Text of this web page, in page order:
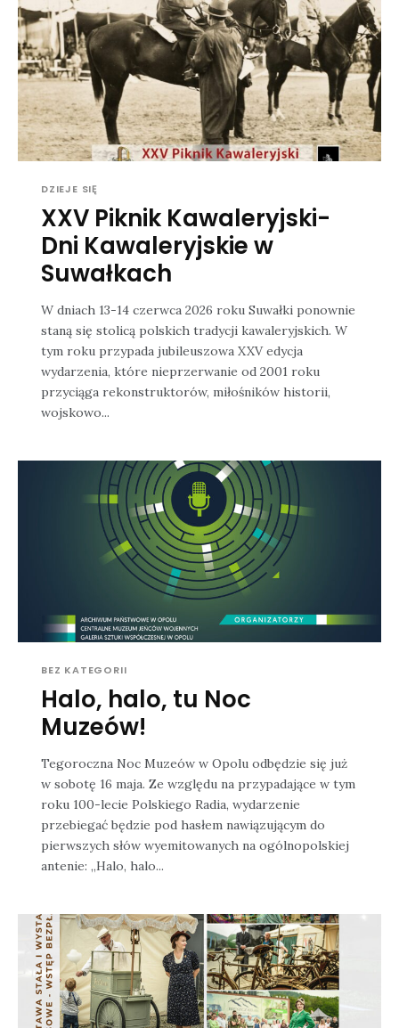
DZIEJE SIĘ
XXV Piknik Kawaleryjski-
Dni Kawaleryjskie w
Suwałkach
W dniach 13-14 czerwca 2026 roku Suwałki ponownie
staną się stolicą polskich tradycji kawaleryjskich. W
tym roku przypada jubileuszowa XXV edycja
wydarzenia, które nieprzerwanie od 2001 roku
przyciąga rekonstruktorów, miłośników historii,
wojskowo...
BEZ KATEGORII
Halo, halo, tu Noc
Muzeów!
Tegoroczna Noc Muzeów w Opolu odbędzie się już
w sobotę 16 maja. Ze względu na przypadające w tym
roku 100-lecie Polskiego Radia, wydarzenie
przebiegać będzie pod hasłem nawiązującym do
pierwszych słów wyemitowanych na ogólnopolskiej
antenie: „Halo, halo...